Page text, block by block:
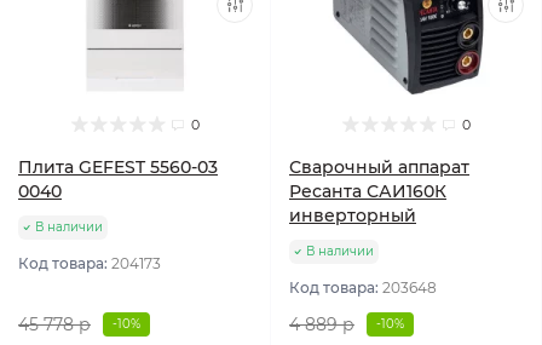
0
Плита GEFEST 5560-03
0040
В наличии
Код товара: 204173
45 778 р -10%
0
Сварочный аппарат
Ресанта САИ160К
инверторный
В наличии
Код товара: 203648
4 889 р -10%